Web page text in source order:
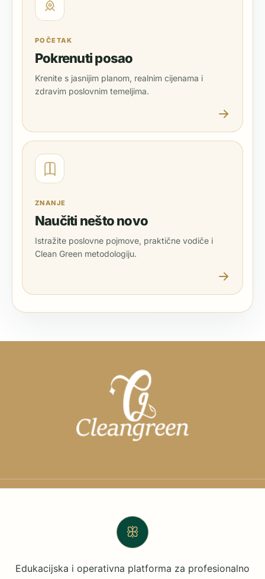
POČETAK
Pokrenuti posao
Krenite s jasnijim planom, realnim cijenama i
zdravim poslovnim temeljima.
ZNANJE
Naučiti nešto novo
Istražite poslovne pojmove, praktične vodiče i
Clean Green metodologiju.
ꕥ
Edukacijska i operativna platforma za profesionalno